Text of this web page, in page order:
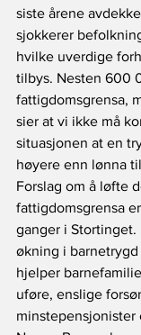
siste årene
sjokkerer
hvilke uverdige
tilbys. Nesten 600
fattigdomsgrensa,
sier at vi ikke må
situasjonen at en
høyere enn lønna
Forslag om å løfte
fattigdomsgrensa
ganger i
økning i barnetrygd
hjelper
uføre, enslige
minstepensjonister